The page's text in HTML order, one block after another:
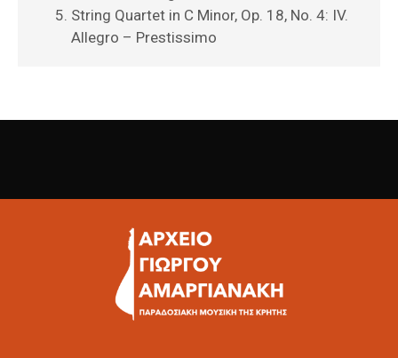
String Quartet in C Minor, Op. 18, No. 4: IV.
Allegro – Prestissimo